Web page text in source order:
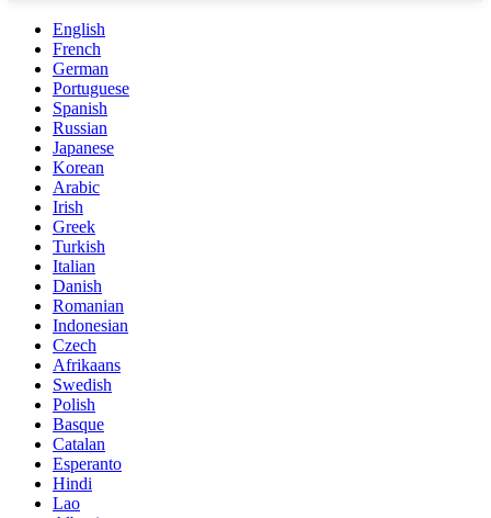
English
French
German
Portuguese
Spanish
Russian
Japanese
Korean
Arabic
Irish
Greek
Turkish
Italian
Danish
Romanian
Indonesian
Czech
Afrikaans
Swedish
Polish
Basque
Catalan
Esperanto
Hindi
Lao